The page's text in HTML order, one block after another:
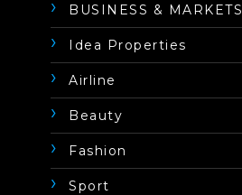
BUSINESS & MARKETS
Idea Properties
Airline
Beauty
Fashion
Sport